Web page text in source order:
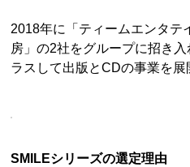
2018年に「ティームエンタテ
房」の2社をグループに招き
ラスして出版とCDの事業を展
SMILEシリーズの選定理由